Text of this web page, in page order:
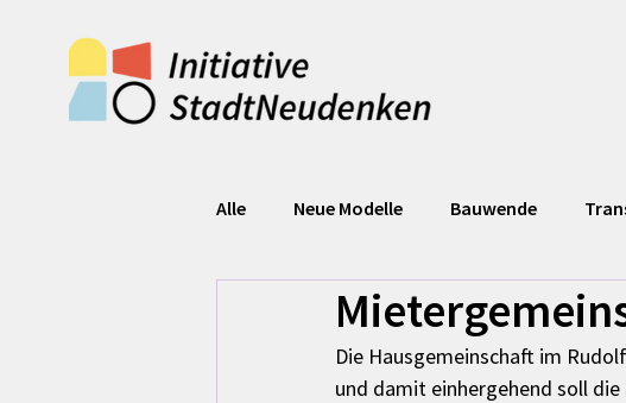
Alle Neue Modelle Bauwende
Die Hausgemeinschaft im
und damit einhergehend soll